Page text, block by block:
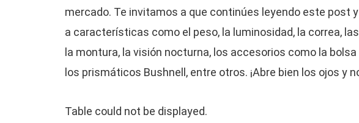
mercado. Te invitamos a que continúes leyendo este post
a características como el peso, la luminosidad, la correa,
la montura, la visión nocturna, los accesorios como la
los prismáticos Bushnell, entre otros. ¡Abre bien los ojos y
Table could not be displayed.